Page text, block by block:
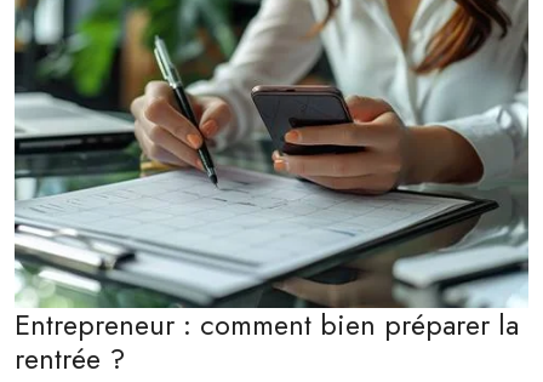
Entrepreneur : comment bien préparer la
rentrée ?